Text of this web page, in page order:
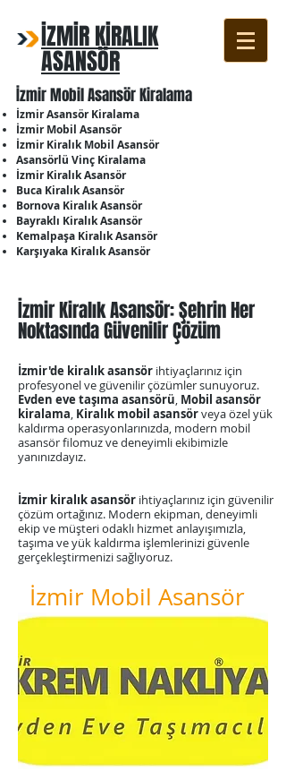
İZMİR KİRALIK
ASANSÖR
İzmir Mobil Asansör Kiralama
İzmir Asansör Kiralama
İzmir Mobil Asansör
İzmir Kiralık Mobil Asansör
Asansörlü Vinç Kiralama
İzmir Kiralık Asansör
Buca Kiralık Asansör
Bornova Kiralık Asansör
Bayraklı Kiralık Asansör
Kemalpaşa Kiralık Asansör
Karşıyaka Kiralık Asansör
İzmir Kiralık Asansör: Şehrin Her
Noktasında Güvenilir Çözüm
İzmir'de kiralık asansör ihtiyaçlarınız için
profesyonel ve güvenilir çözümler sunuyoruz.
Evden eve taşıma asansörü, Mobil asansör
kiralama, Kiralık mobil asansörveya özel yük
kaldırma operasyonlarınızda, modern mobil
asansör filomuz ve deneyimli ekibimizle
yanınızdayız.
​İzmir kiralık asansör ihtiyaçlarınız için güvenilir
çözüm ortağınız. Modern ekipman, deneyimli
ekip ve müşteri odaklı hizmet anlayışımızla,
taşıma ve yük kaldırma işlemlerinizi güvenle
gerçekleştirmenizi sağlıyoruz.
İzmir Mobil Asansör